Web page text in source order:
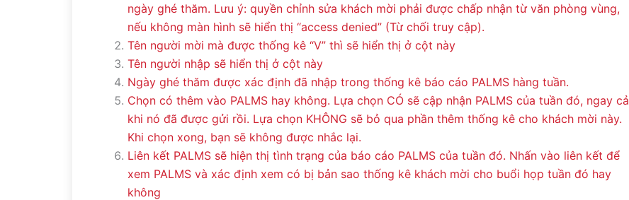
ngày ghé thăm. Lưu ý: quyền chỉnh sửa khách mời phải được chấp nhận từ văn phòng vùng,
nếu không màn hình sẽ hiển thị “access denied” (Từ chối truy cập).
Tên người mời mà được thống kê “V” thì sẽ hiển thị ở cột này
Tên người nhập sẽ hiển thị ở cột này
Ngày ghé thăm được xác định đã nhập trong thống kê báo cáo PALMS hàng tuần.
Chọn có thêm vào PALMS hay không. Lựa chọn CÓ sẽ cập nhận PALMS của tuần đó, ngay cả
khi nó đã được gửi rồi. Lựa chọn KHÔNG sẽ bỏ qua phần thêm thống kê cho khách mời này.
Khi chọn xong, bạn sẽ không được nhắc lại.
Liên kết PALMS sẽ hiện thị tình trạng của báo cáo PALMS của tuần đó. Nhấn vào liên kết để
xem PALMS và xác định xem có bị bản sao thống kê khách mời cho buổi họp tuần đó hay
không